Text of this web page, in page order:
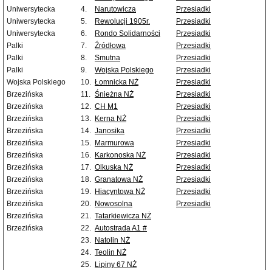
Uniwersytecka
4. Narutowicza
Przesiadki
Uniwersytecka
5. Rewolucji 1905r.
Przesiadki
Uniwersytecka
6. Rondo Solidarności
Przesiadki
Palki
7. Źródłowa
Przesiadki
Palki
8. Smutna
Przesiadki
Palki
9. Wojska Polskiego
Przesiadki
Wojska Polskiego
10. Łomnicka NŻ
Przesiadki
Brzezińska
11. Śnieżna NŻ
Przesiadki
Brzezińska
12. CH M1
Przesiadki
Brzezińska
13. Kerna NŻ
Przesiadki
Brzezińska
14. Janosika
Przesiadki
Brzezińska
15. Marmurowa
Przesiadki
Brzezińska
16. Karkonoska NŻ
Przesiadki
Brzezińska
17. Olkuska NŻ
Przesiadki
Brzezińska
18. Granatowa NŻ
Przesiadki
Brzezińska
19. Hiacyntowa NŻ
Przesiadki
Brzezińska
20. Nowosolna
Przesiadki
Brzezińska
21. Tatarkiewicza NŻ
Brzezińska
22. Autostrada A1 #
23. Natolin NŻ
24. Teolin NŻ
25. Lipiny 67 NŻ